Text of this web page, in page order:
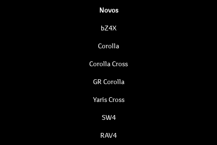
Novos
bZ4X
Corolla
Corolla Cross
GR Corolla
Yaris Cross
SW4
RAV4